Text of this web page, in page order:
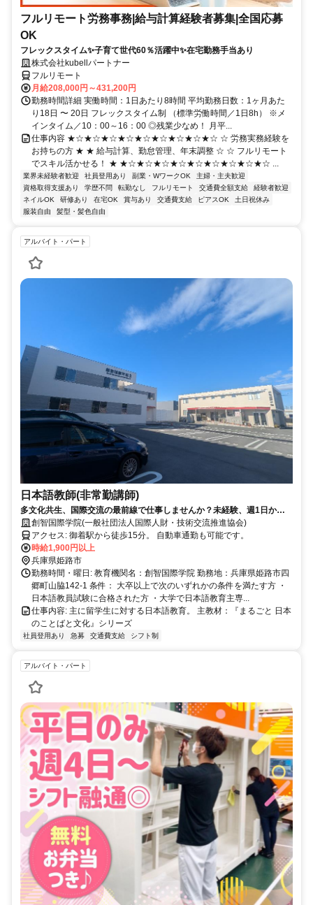
フルリモート労務事務|給与計算経験者募集|全国応募
OK
フレックスタイム✨子育て世代60％活躍中✨在宅勤務手当あり
株式会社kubellパートナー
フルリモート
月給208,000円～431,200円
勤務時間詳細 実働時間：1日あたり8時間 平均勤務日数：1ヶ月あた
り18日 〜 20日 フレックスタイム制 （標準労働時間／1日8h） ※メ
インタイム／10：00～16：00 ◎残業少なめ！ 月平...
仕事内容 ★☆★☆★☆★☆★☆★☆★☆★☆★☆ ☆ 労務実務経験を
お持ちの方 ★ ★ 給与計算、勤怠管理、年末調整 ☆ ☆ フルリモート
でスキル活かせる！ ★ ★☆★☆★☆★☆★☆★☆★☆★☆★☆ ...
業界未経験者歓迎 社員登用あり 副業・WワークOK
主婦・主夫歓迎
資格取得支援あり
学歴不問 転勤なし フルリモート 交通費全額支給
経験者歓迎
ネイルOK
研修あり 在宅OK 賞与あり 交通費支給 ピアスOK
土日祝休み
服装自由
髪型・髪色自由
アルバイト・パート
日本語教師(非常勤講師)
多文化共生、国際交流の最前線で仕事しませんか？未経験、週1日から
の勤務もOKです！
創智国際学院(一般社団法人国際人財・技術交流推進協会)
アクセス: 御着駅から徒歩15分。 自動車通勤も可能です。
時給1,900円以上
兵庫県姫路市
勤務時間・曜日: 教育機関名：創智国際学院 勤務地：兵庫県姫路市四
郷町山脇142-1 条件： 大卒以上で次のいずれかの条件を満たす方 ・
日本語教員試験に合格された方 ・大学で日本語教育主専...
仕事内容: 主に留学生に対する日本語教育。 主教材：『まるごと 日本
のことばと文化』シリーズ
社員登用あり 急募 交通費支給 シフト制
アルバイト・パート